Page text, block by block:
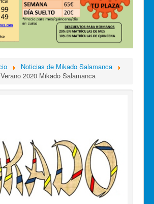
Noticias de Mikado Salamanca
2020 Mikado Salamanca